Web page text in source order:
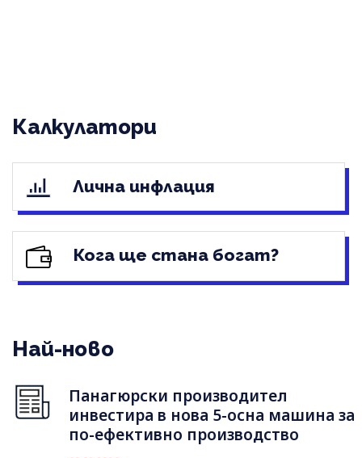
Калкулатори
Лична инфлация
Кога ще стана богат?
Най-ново
Панагюрски производител
инвестира в нова 5-осна машина за
по-ефективно производство